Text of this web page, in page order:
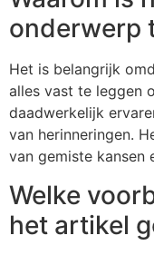
onderwerp
Het is belangrijk
alles vast te leggen
daadwerkelijk
van herinneringen.
van gemiste kansen
Welke
het artikel